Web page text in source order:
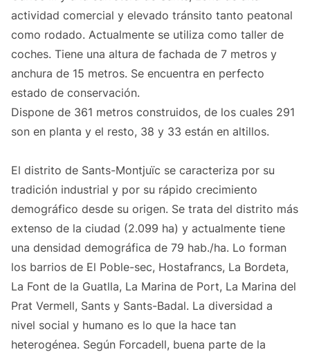
actividad comercial y elevado tránsito tanto peatonal
como rodado. Actualmente se utiliza como taller de
coches. Tiene una altura de fachada de 7 metros y
anchura de 15 metros. Se encuentra en perfecto
estado de conservación.
Dispone de 361 metros construidos, de los cuales 291
son en planta y el resto, 38 y 33 están en altillos.
El distrito de Sants-Montjuïc se caracteriza por su
tradición industrial y por su rápido crecimiento
demográfico desde su origen. Se trata del distrito más
extenso de la ciudad (2.099 ha) y actualmente tiene
una densidad demográfica de 79 hab./ha. Lo forman
los barrios de El Poble-sec, Hostafrancs, La Bordeta,
La Font de la Guatlla, La Marina de Port, La Marina del
Prat Vermell, Sants y Sants-Badal. La diversidad a
nivel social y humano es lo que la hace tan
heterogénea. Según Forcadell, buena parte de la